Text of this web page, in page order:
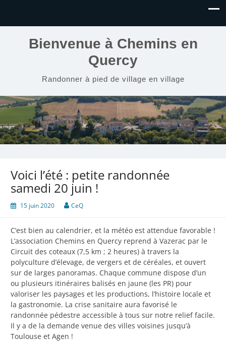
Bienvenue à Chemins en
Quercy
Randonner à pied de village en village
Voici l’été : petite randonnée
samedi 20 juin !
15 juin 2020 CeQ
C’est bien au calendrier, et la météo est attendue favorable !
L’association Chemins en Quercy reprend à Vazerac par le
Circuit des coteaux (7,5 km ; 2 heures) à travers la
polyculture d’élevage, de vergers et de céréales, et ouvert
sur de larges panoramas. Chaque commune dispose d’un
ou plusieurs itinéraires balisés en jaune (les PR) pour
valoriser les paysages et les productions, l’histoire locale et
la gastronomie. La crise sanitaire aura favorisé le
randonnée pédestre accessible à tous sur notre relief facile.
Il y a de la demande venue des villes voisines jusqu’à
Toulouse et Agen !